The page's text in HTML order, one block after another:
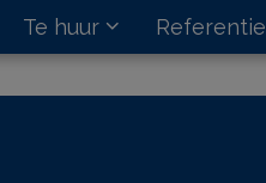
Te huur